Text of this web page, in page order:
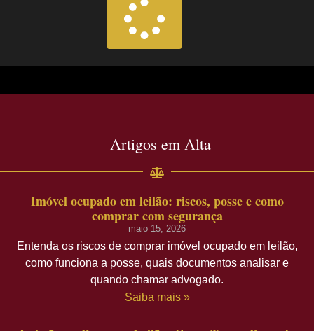
Artigos em Alta
Imóvel ocupado em leilão: riscos, posse e como
comprar com segurança
maio 15, 2026
Entenda os riscos de comprar imóvel ocupado em leilão,
como funciona a posse, quais documentos analisar e
quando chamar advogado.
Saiba mais »